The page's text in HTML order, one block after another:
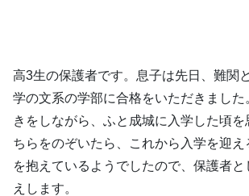
高3生の保護者です。息子は先日、難関
学の文系の学部に合格をいただきまし
きをしながら、ふと成城に入学した頃を
ちらをのぞいたら、これから入学を迎
を抱えているようでしたので、保護者
えします。